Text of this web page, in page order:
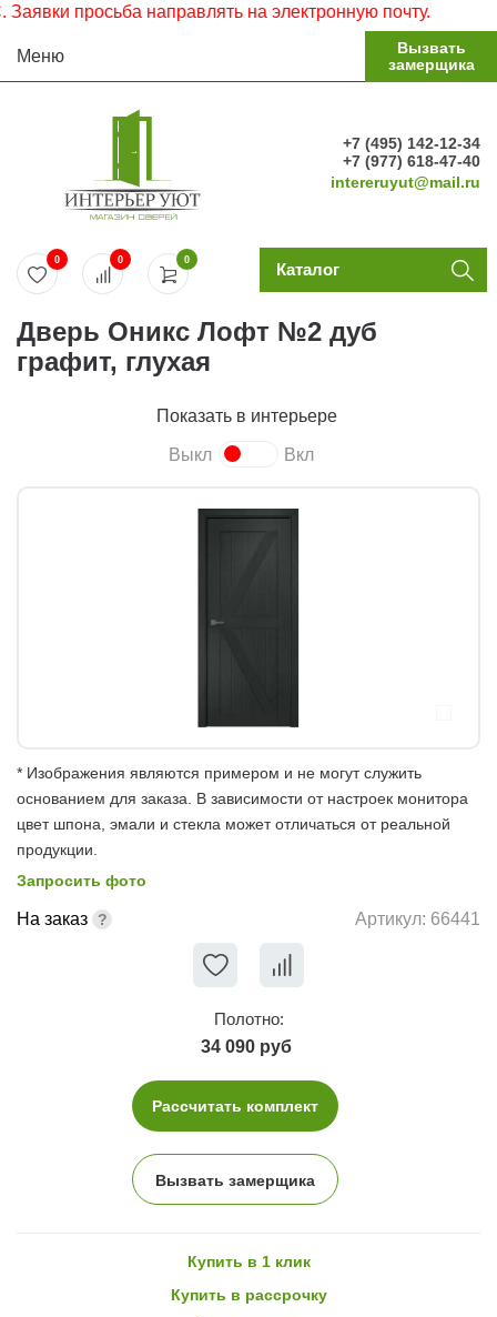
просьба направлять на электронную почту.
Меню
Вызвать
замерщика
+7 (495) 142-12-34
+7 (977) 618-47-40
intereruyut@mail.ru
0
0 0 Каталог
Дверь Оникс Лофт №2 дуб
графит, глухая
Показать в интерьере
Выкл Вкл
* Изображения являются примером и не могут служить
основанием для заказа. В зависимости от настроек монитора
цвет шпона, эмали и стекла может отличаться от реальной
продукции.
Запросить фото
На заказ Артикул: 66441
Полотно:
34 090 руб
Рассчитать комплект
Вызвать замерщика
Купить в 1 клик
Купить в рассрочку